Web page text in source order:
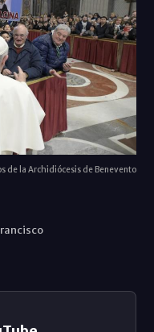
de la Archidiócesis de Benevento